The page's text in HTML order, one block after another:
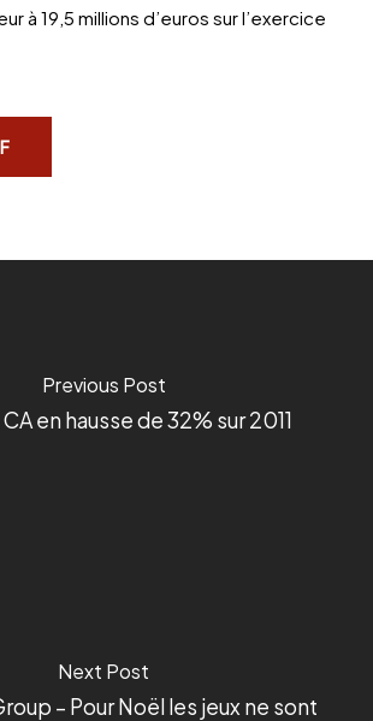
à 19,5 millions d’euros sur l’exercice
Previous Post
en hausse de 32% sur 2011
Next Post
– Pour Noël les jeux ne sont